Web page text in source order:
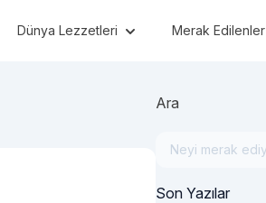
Dünya Lezzetleri Merak Edilenler
Ara
Son Yazılar